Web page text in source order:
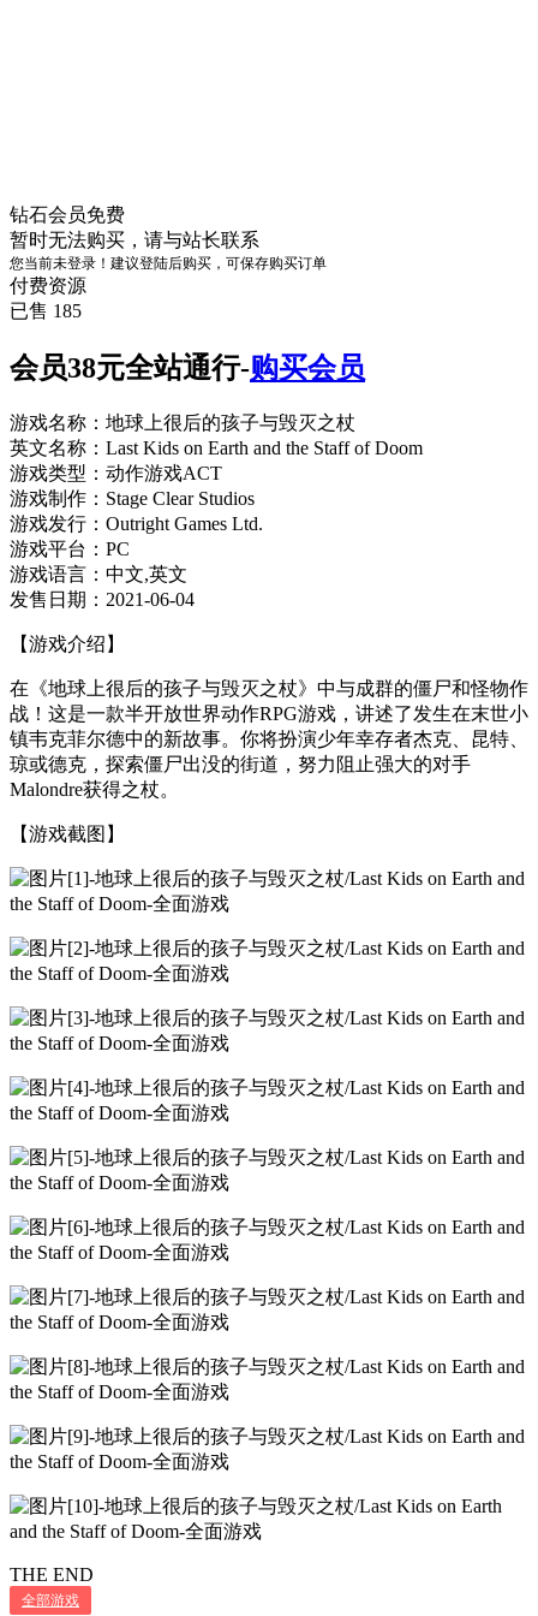
钻石会员免费
暂时无法购买，请与站长联系
您当前未登录！建议登陆后购买，可保存购买订单
付费资源
已售 185
会员38元全站通行-购买会员
游戏名称：地球上很后的孩子与毁灭之杖
英文名称：Last Kids on Earth and the Staff of Doom
游戏类型：动作游戏ACT
游戏制作：Stage Clear Studios
游戏发行：Outright Games Ltd.
游戏平台：PC
游戏语言：中文,英文
发售日期：2021-06-04
【游戏介绍】
在《地球上很后的孩子与毁灭之杖》中与成群的僵尸和怪物作
战！这是一款半开放世界动作RPG游戏，讲述了发生在末世小
镇韦克菲尔德中的新故事。你将扮演少年幸存者杰克、昆特、
琼或德克，探索僵尸出没的街道，努力阻止强大的对手
Malondre获得之杖。
【游戏截图】
THE END
全部游戏